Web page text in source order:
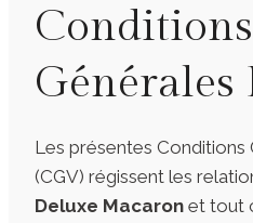
Conditions
Générales
Les présentes Conditions
(CGV) régissent les
Deluxe Macaron et tout